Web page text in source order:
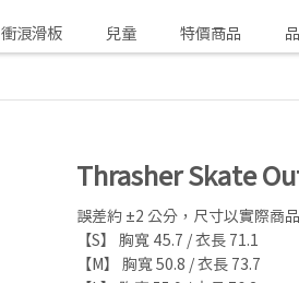
衝浪滑板 兒童 特價商品
Thrasher Skate
誤差約 ±2 公分，尺寸以實際商
【S】 胸寬 45.7 / 衣長 71.1
【M】 胸寬 50.8 / 衣長 73.7